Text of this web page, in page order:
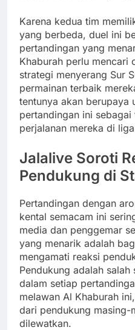
Karena kedua tim
yang berbeda, duel ini
pertandingan yang
Khaburah perlu mencari
strategi menyerang Sur
permainan terbaik
tentunya akan berupaya
pertandingan ini
perjalanan mereka di
Jalalive Soroti
Pendukung di
Pertandingan dengan
kental semacam ini
media dan penggemar
yang menarik adalah
mengamati reaksi
Pendukung adalah
dalam setiap
melawan Al Khaburah
dari pendukung
dilewatkan.